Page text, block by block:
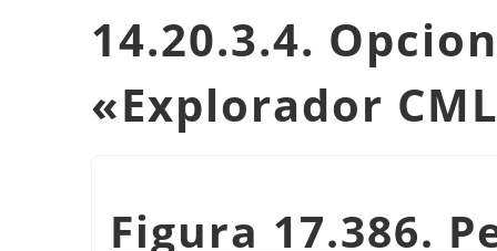
14.20.3.4.
«Explorador
Figura 17.386.